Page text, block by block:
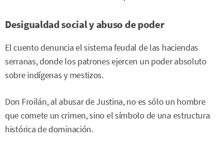
Desigualdad social y abuso de poder
El cuento denuncia el sistema feudal de las haciendas
serranas, donde los patrones ejercen un poder absoluto
sobre indígenas y mestizos.
Don Froilán, al abusar de Justina, no es sólo un hombre
que comete un crimen, sino el símbolo de una estructura
histórica de dominación.